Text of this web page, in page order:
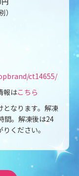
）
ct14655/
報はこちら
となります。解凍
間。解凍後は24
ください。